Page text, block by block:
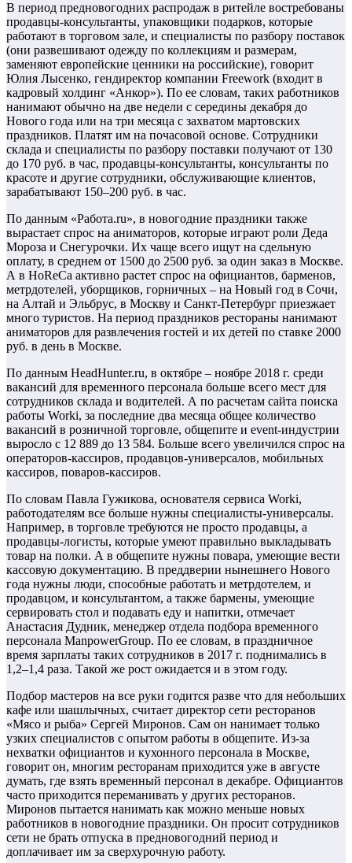
В период предновогодних распродаж в ритейле востребованы
продавцы-консультанты, упаковщики подарков, которые
работают в торговом зале, и специалисты по разбору поставок
(они развешивают одежду по коллекциям и размерам,
заменяют европейские ценники на российские), говорит
Юлия Лысенко, гендиректор компании Freework (входит в
кадровый холдинг «Анкор»). По ее словам, таких работников
нанимают обычно на две недели с середины декабря до
Нового года или на три месяца с захватом мартовских
праздников. Платят им на почасовой основе. Сотрудники
склада и специалисты по разбору поставки получают от 130
до 170 руб. в час, продавцы-консультанты, консультанты по
красоте и другие сотрудники, обслуживающие клиентов,
зарабатывают 150–200 руб. в час.
По данным «Работа.ru», в новогодние праздники также
вырастает спрос на аниматоров, которые играют роли Деда
Мороза и Снегурочки. Их чаще всего ищут на сдельную
оплату, в среднем от 1500 до 2500 руб. за один заказ в Москве.
А в HoReCa активно растет спрос на официантов, барменов,
метрдотелей, уборщиков, горничных – на Новый год в Сочи,
на Алтай и Эльбрус, в Москву и Санкт-Петербург приезжает
много туристов. На период праздников рестораны нанимают
аниматоров для развлечения гостей и их детей по ставке 2000
руб. в день в Москве.
По данным HeadHunter.ru, в октябре – ноябре 2018 г. среди
вакансий для временного персонала больше всего мест для
сотрудников склада и водителей. А по расчетам сайта поиска
работы Worki, за последние два месяца общее количество
вакансий в розничной торговле, общепите и event-индустрии
выросло с 12 889 до 13 584. Больше всего увеличился спрос на
операторов-кассиров, продавцов-универсалов, мобильных
кассиров, поваров-кассиров.
По словам Павла Гужикова, основателя сервиса Worki,
работодателям все больше нужны специалисты-универсалы.
Например, в торговле требуются не просто продавцы, а
продавцы-логисты, которые умеют правильно выкладывать
товар на полки. А в общепите нужны повара, умеющие вести
кассовую документацию. В преддверии нынешнего Нового
года нужны люди, способные работать и метрдотелем, и
продавцом, и консультантом, а также бармены, умеющие
сервировать стол и подавать еду и напитки, отмечает
Анастасия Дудник, менеджер отдела подбора временного
персонала ManpowerGroup. По ее словам, в праздничное
время зарплаты таких сотрудников в 2017 г. поднимались в
1,2–1,4 раза. Такой же рост ожидается и в этом году.
Подбор мастеров на все руки годится разве что для небольших
кафе или шашлычных, считает директор сети ресторанов
«Мясо и рыба» Сергей Миронов. Сам он нанимает только
узких специалистов с опытом работы в общепите. Из-за
нехватки официантов и кухонного персонала в Москве,
говорит он, многим ресторанам приходится уже в августе
думать, где взять временный персонал в декабре. Официантов
часто приходится переманивать у других ресторанов.
Миронов пытается нанимать как можно меньше новых
работников в новогодние праздники. Он просит сотрудников
сети не брать отпуска в предновогодний период и
доплачивает им за сверхурочную работу.